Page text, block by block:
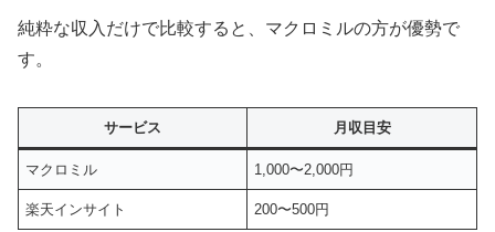
純粋な収入だけで比較すると、マクロミルの方が優勢で
す。
サービス 月収目安
マクロミル 1,000〜2,000円
楽天インサイト 200〜500円